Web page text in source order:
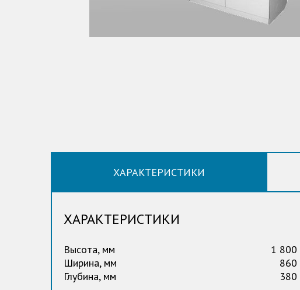
ХАРАКТЕРИСТИКИ
ХАРАКТЕРИСТИКИ
Высота, мм
1 800
Ширина, мм
860
Глубина, мм
380